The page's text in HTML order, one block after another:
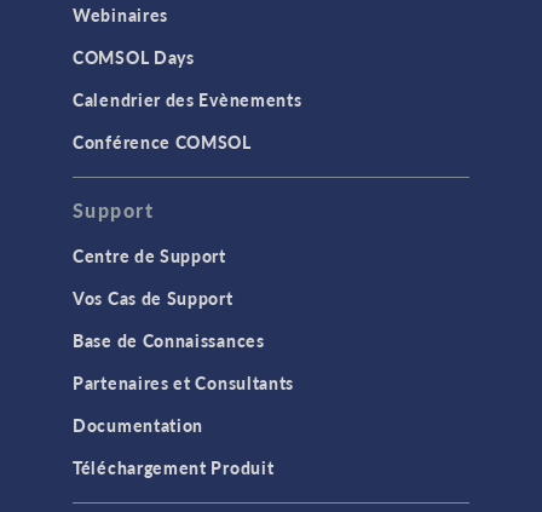
Webinaires
COMSOL Days
Calendrier des Evènements
Conférence COMSOL
Support
Centre de Support
Vos Cas de Support
Base de Connaissances
Partenaires et Consultants
Documentation
Téléchargement Produit